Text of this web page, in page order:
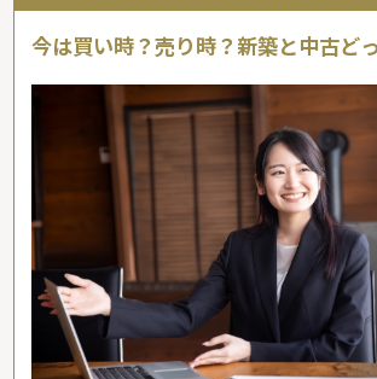
今は買い時？売り時？新築と中古ど